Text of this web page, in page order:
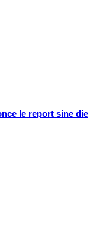
le report sine die